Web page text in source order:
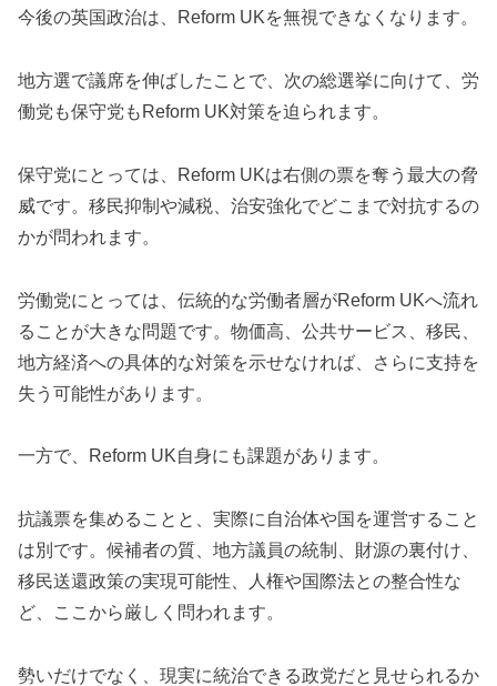
今後の英国政治は、Reform UKを無視できなくなります。
地方選で議席を伸ばしたことで、次の総選挙に向けて、労
働党も保守党もReform UK対策を迫られます。
保守党にとっては、Reform UKは右側の票を奪う最大の脅
威です。移民抑制や減税、治安強化でどこまで対抗するの
かが問われます。
労働党にとっては、伝統的な労働者層がReform UKへ流れ
ることが大きな問題です。物価高、公共サービス、移民、
地方経済への具体的な対策を示せなければ、さらに支持を
失う可能性があります。
一方で、Reform UK自身にも課題があります。
抗議票を集めることと、実際に自治体や国を運営すること
は別です。候補者の質、地方議員の統制、財源の裏付け、
移民送還政策の実現可能性、人権や国際法との整合性な
ど、ここから厳しく問われます。
勢いだけでなく、現実に統治できる政党だと見せられるか